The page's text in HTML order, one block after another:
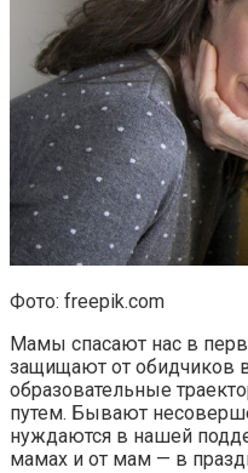
Фото: freepik.com
Мамы спасают нас в
защищают от обидчиков
образовательные
путем. Бывают
нуждаются в нашей
мамах и от мам — в